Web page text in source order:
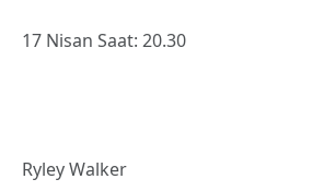
17 Nisan Saat: 20.30
Ryley Walker